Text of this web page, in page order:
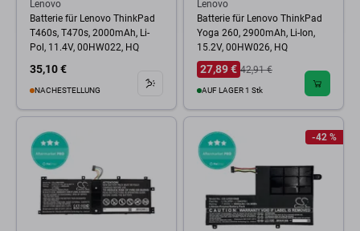
Lenovo
Batterie für Lenovo ThinkPad
T460s, T470s, 2000mAh, Li-
Pol, 11.4V, 00HW022, HQ
35,10 €
NACHESTELLUNG
Lenovo
Batterie für Lenovo ThinkPad
Yoga 260, 2900mAh, Li-Ion,
15.2V, 00HW026, HQ
27,89 € 42,91 €
AUF LAGER 1 Stk
-42 %